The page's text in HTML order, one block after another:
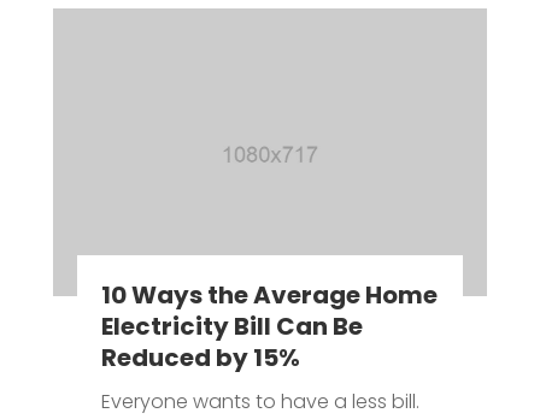
10 Ways the Average Home
Electricity Bill Can Be
Reduced by 15%
Everyone wants to have a less bill.